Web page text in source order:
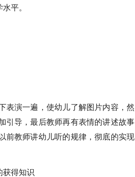
平。
表演一遍，使幼儿了解图片内容，然
引导，最后教师再有表情的讲述故事
前教师讲幼儿听的规律，彻底的实现
获得知识